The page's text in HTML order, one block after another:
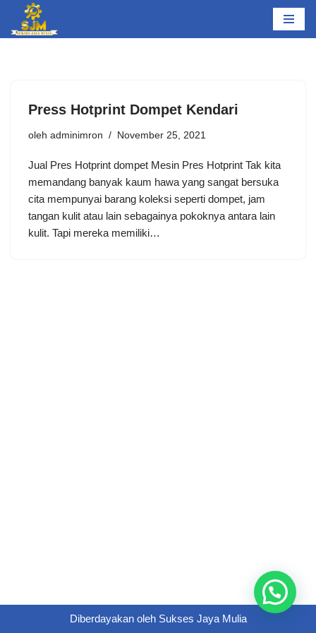
Lompat
Press Hotprint Dompet Kendari
oleh adminimron November 25, 2021
Jual Pres Hotprint dompet Mesin Pres Hotprint Tak kita
memandang banyak kaum hawa yang sangat bersuka
cita mempunyai barang koleksi seperti dompet, jam
tangan kulit atau lain sebagainya pokoknya antara lain
kulit. Tapi mereka memiliki…
Diberdayakan oleh Sukses Jaya Mulia